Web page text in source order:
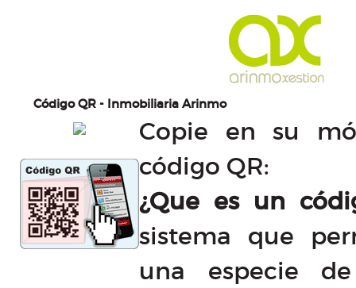
Código QR - Inmobiliaria Arinmo
Copie en su
código QR:
¿Que es un
sistema que
una especie